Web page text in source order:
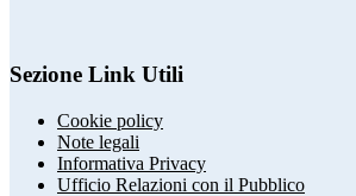
Sezione Link Utili
Cookie policy
Note legali
Informativa Privacy
Ufficio Relazioni con il Pubblico